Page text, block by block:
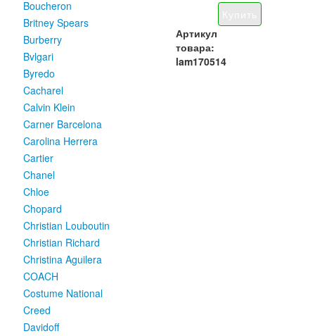
Boucheron
Britney Spears
Burberry
Bvlgari
Byredo
Cacharel
Calvin Klein
Carner Barcelona
Carolina Herrera
Cartier
Chanel
Chloe
Chopard
Christian Louboutin
Christian Richard
Christina Aguilera
COACH
Costume National
Creed
Davidoff
Артикул
товара:
lam170514